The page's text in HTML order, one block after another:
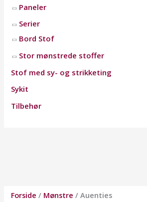
Paneler
Serier
Bord Stof
Stor mønstrede stoffer
Stof med sy- og strikketing
Sykit
Tilbehør
Forside / Mønstre / Auenties